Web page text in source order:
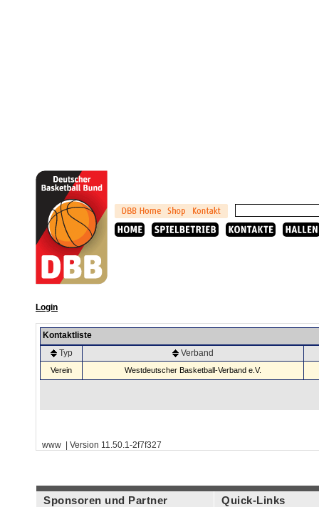
Login
Kontaktliste
Typ
Verband
Verein Westdeutscher Basketball-Verband e.V.
www | Version 11.50.1-2f7f327
Sponsoren und Partner Quick-Links